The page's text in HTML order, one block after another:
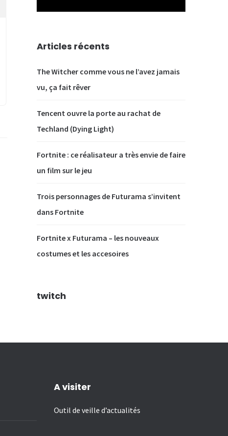
Articles récents
The Witcher comme vous ne l’avez jamais
vu, ça fait rêver
Tencent ouvre la porte au rachat de
Techland (Dying Light)
Fortnite : ce réalisateur a très envie de faire
un film sur le jeu
Trois personnages de Futurama s’invitent
dans Fortnite
Fortnite x Futurama – les nouveaux
costumes et les accesoires
twitch
A visiter
Outil de veille d’actualités